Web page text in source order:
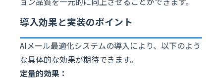
導入効果と実装のポイント
AIメール最適化システムの導入により、以下のよう
な具体的な効果が期待できます。
定量的効果：